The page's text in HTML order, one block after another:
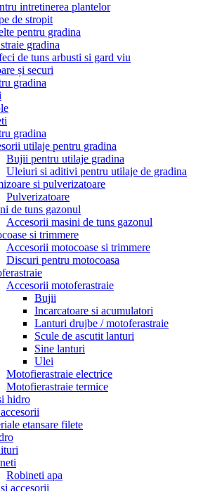
intretinerea plantelor
de stropit
pentru gradina
gradina
de tuns arbusti si gard viu
și securi
gradina
gradina
utilaje pentru gradina
Bujii pentru utilaje gradina
Uleiuri si aditivi pentru utilaje de gradina
si pulverizatoare
Pulverizatoare
de tuns gazonul
Accesorii masini de tuns gazonul
si trimmere
Accesorii motocoase si trimmere
Discuri pentru motocoasa
Accesorii motoferastraie
Bujii
Incarcatoare si acumulatori
Lanturi drujbe / motoferastraie
Scule de ascutit lanturi
Sine lanturi
Ulei
Motofierastraie electrice
Motofierastraie termice
hidro
etansare filete
Robineti apa
accesorii